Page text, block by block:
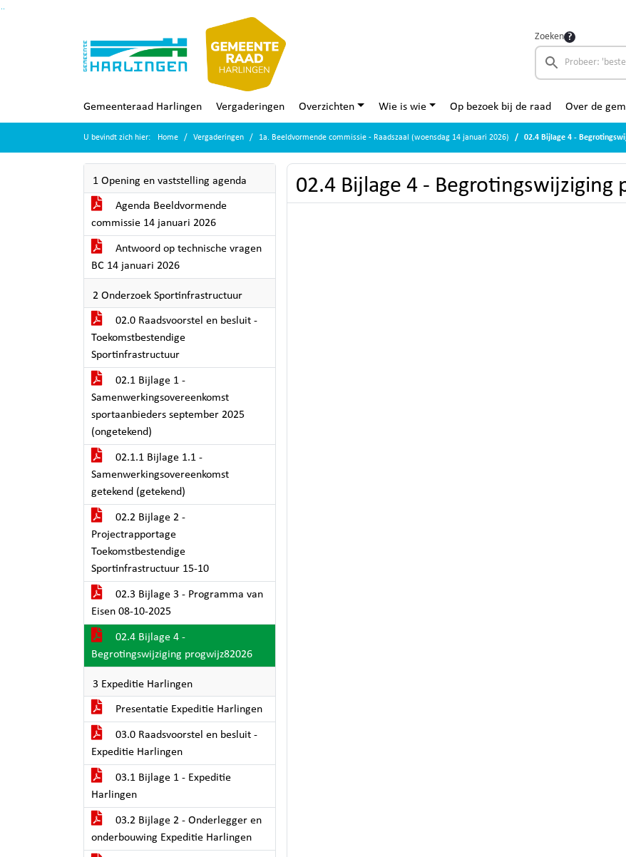
Zoeken
Gemeenteraad Harlingen Vergaderingen Overzichten Wie is wie Op bezoek bij de raad Over de
U bevindt zich hier: Home Vergaderingen 1a. Beeldvormende commissie - Raadszaal (woensdag 14 januari 2026) 02.4 Bijlage 4 -
1 Opening en vaststelling agenda
Agenda Beeldvormende
commissie 14 januari 2026
Antwoord op technische vragen
BC 14 januari 2026
2 Onderzoek Sportinfrastructuur
02.0 Raadsvoorstel en besluit -
Toekomstbestendige
Sportinfrastructuur
02.1 Bijlage 1 -
Samenwerkingsovereenkomst
sportaanbieders september 2025
(ongetekend)
02.1.1 Bijlage 1.1 -
Samenwerkingsovereenkomst
getekend (getekend)
02.2 Bijlage 2 -
Projectrapportage
Toekomstbestendige
Sportinfrastructuur 15-10
02.3 Bijlage 3 - Programma van
Eisen 08-10-2025
02.4 Bijlage 4 -
Begrotingswijziging progwijz82026
3 Expeditie Harlingen
Presentatie Expeditie Harlingen
03.0 Raadsvoorstel en besluit -
Expeditie Harlingen
03.1 Bijlage 1 - Expeditie
Harlingen
03.2 Bijlage 2 - Onderlegger en
onderbouwing Expeditie Harlingen
02.4 Bijlage 4 - Begrotingswijziging